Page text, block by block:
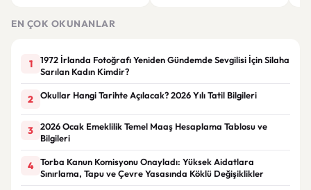
EN ÇOK OKUNANLAR
1
1972 İrlanda Fotoğrafı Yeniden Gündemde Sevgilisi İçin Silaha
Sarılan Kadın Kimdir?
2 Okullar Hangi Tarihte Açılacak? 2026 Yılı Tatil Bilgileri
3
2026 Ocak Emeklilik Temel Maaş Hesaplama Tablosu ve
Bilgileri
4
Torba Kanun Komisyonu Onayladı: Yüksek Aidatlara
Sınırlama, Tapu ve Çevre Yasasında Köklü Değişiklikler